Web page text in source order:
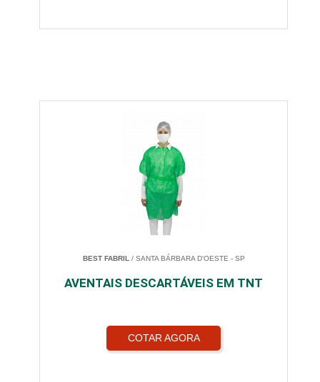
BEST FABRIL / SANTA BÁRBARA D'OESTE - SP
AVENTAIS DESCARTÁVEIS EM TNT
COTAR AGORA